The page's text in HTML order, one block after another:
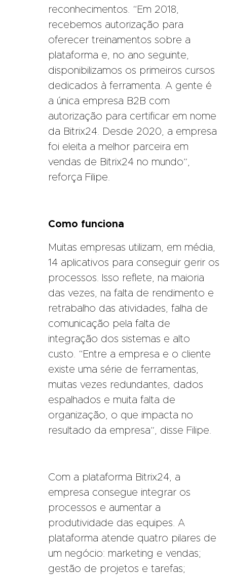
reconhecimentos. “Em 2018,
recebemos autorização para
oferecer treinamentos sobre a
plataforma e, no ano seguinte,
disponibilizamos os primeiros cursos
dedicados à ferramenta. A gente é
a única empresa B2B com
autorização para certificar em nome
da Bitrix24. Desde 2020, a empresa
foi eleita a melhor parceira em
vendas de Bitrix24 no mundo”,
reforça Filipe.
Como funciona
Muitas empresas utilizam, em média,
14 aplicativos para conseguir gerir os
processos. Isso reflete, na maioria
das vezes, na falta de rendimento e
retrabalho das atividades, falha de
comunicação pela falta de
integração dos sistemas e alto
custo. “Entre a empresa e o cliente
existe uma série de ferramentas,
muitas vezes redundantes, dados
espalhados e muita falta de
organização, o que impacta no
resultado da empresa”, disse Filipe.
Com a plataforma Bitrix24, a
empresa consegue integrar os
processos e aumentar a
produtividade das equipes. A
plataforma atende quatro pilares de
um negócio: marketing e vendas;
gestão de projetos e tarefas;